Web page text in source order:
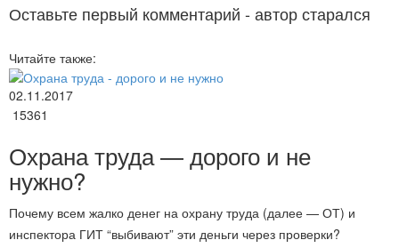
Оставьте первый комментарий - автор старался
Читайте также:
02.11.2017
15361
Охрана труда — дорого и не
нужно?
Почему всем жалко денег на охрану труда (далее — ОТ) и
инспектора ГИТ “выбивают” эти деньги через проверки?